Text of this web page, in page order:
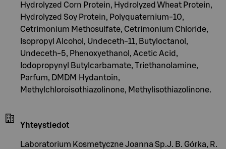
Hydrolyzed Corn Protein, Hydrolyzed Wheat Protein,
Hydrolyzed Soy Protein, Polyquaternium-10,
Cetrimonium Methosulfate, Cetrimonium Chloride,
Isopropyl Alcohol, Undeceth-11, Butyloctanol,
Undeceth-5, Phenoxyethanol, Acetic Acid,
Iodopropynyl Butylcarbamate, Triethanolamine,
Parfum, DMDM Hydantoin,
Methylchloroisothiazolinone, Methylisothiazolinone.
Yhteystiedot
Laboratorium Kosmetyczne Joanna Sp.J. B. Górka, R.